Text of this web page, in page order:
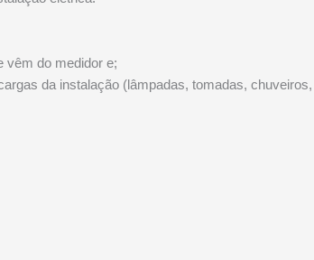
vêm do medidor e;
da instalação (lâmpadas, tomadas, chuveiros,